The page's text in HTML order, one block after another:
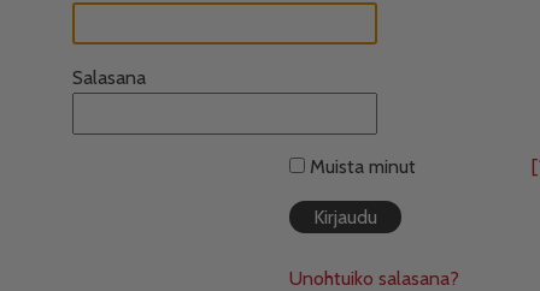
Salasana
Muista minut
Unohtuiko salasana?